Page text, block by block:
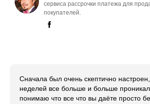
сервиса рассрочки платежа для
покупателей.
Сначала был очень скептично
неделей все больше и больше
понимаю что все что вы даёте просто